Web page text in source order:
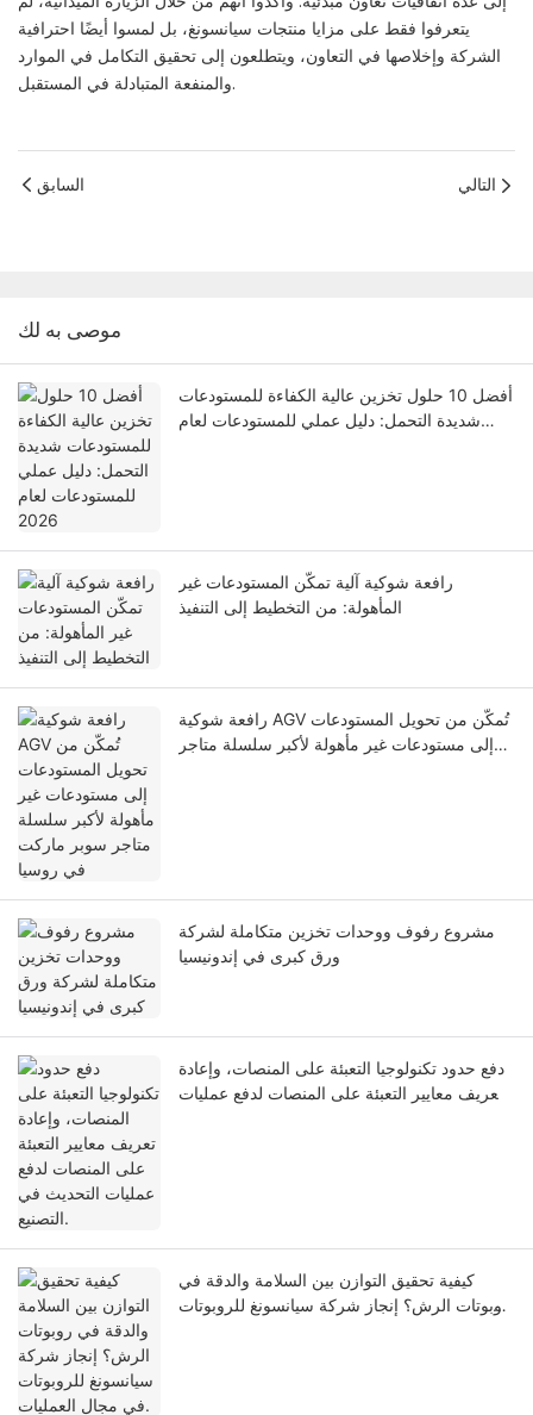
يتعرفوا فقط على مزايا منتجات سيانسونغ، بل لمسوا أيضًا احترافية
الشركة وإخلاصها في التعاون، ويتطلعون إلى تحقيق التكامل في الموارد
والمنفعة المتبادلة في المستقبل.
السابق التالي
موصى به لك
أفضل 10 حلول تخزين عالية الكفاءة للمستودعات
شديدة التحمل: دليل عملي للمستودعات لعام
رافعة شوكية آلية تمكّن المستودعات غير
المأهولة: من التخطيط إلى التنفيذ
رافعة شوكية AGV تُمكّن من تحويل المستودعات
إلى مستودعات غير مأهولة لأكبر سلسلة متاجر
مشروع رفوف ووحدات تخزين متكاملة لشركة
ورق كبرى في إندونيسيا
دفع حدود تكنولوجيا التعبئة على المنصات، وإعادة
تعريف معايير التعبئة على المنصات لدفع عمليات
كيفية تحقيق التوازن بين السلامة والدقة في
روبوتات الرش؟ إنجاز شركة سيانسونغ للروبوتات